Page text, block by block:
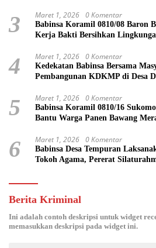
3 Maret 1, 2026 0 Komentar
Babinsa Koramil 0810/08 Baron
Kerja Bakti Bersihkan
4 Maret 1, 2026 0 Komentar
Kedekatan Babinsa Bersama
Pembangunan KDKMP di Desa
5 Maret 1, 2026 0 Komentar
Babinsa Koramil 0810/16
Bantu Warga Panen Bawang
6 Maret 1, 2026 0 Komentar
Babinsa Desa Tempuran
Tokoh Agama, Pererat
Berita Kriminal
Ini adalah contoh deskripsi untuk widget
memasukkan deskripsi pada widget ini.